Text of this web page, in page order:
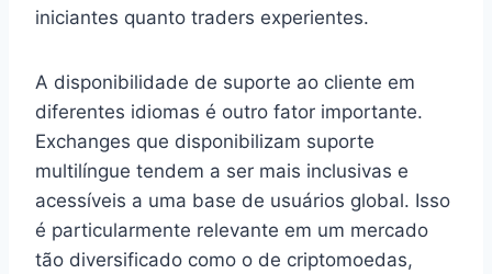
iniciantes quanto traders experientes.
A disponibilidade de suporte ao cliente em
diferentes idiomas é outro fator importante.
Exchanges que disponibilizam suporte
multilíngue tendem a ser mais inclusivas e
acessíveis a uma base de usuários global. Isso
é particularmente relevante em um mercado
tão diversificado como o de criptomoedas,